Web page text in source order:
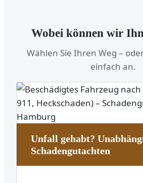
Wobei können wir
Wählen Sie Ihren Weg –
einfach an.
Unfall gehabt?
Schadengutachten